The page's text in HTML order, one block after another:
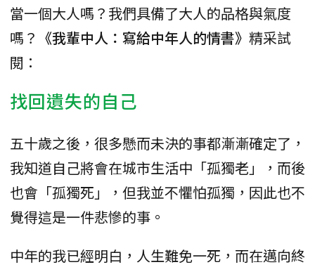
當一個大人嗎？我們具備了大人的品格與氣度
嗎？ 《我輩中人：寫給中年人的情書》 精采試
閱：
找回遺失的自己
五十歲之後，很多懸而未決的事都漸漸確定了，
我知道自己將會在城市生活中「孤獨老」，而後
也會「孤獨死」，但我並不懼怕孤獨，因此也不
覺得這是一件悲慘的事。
中年的我已經明白，人生難免一死，而在邁向終